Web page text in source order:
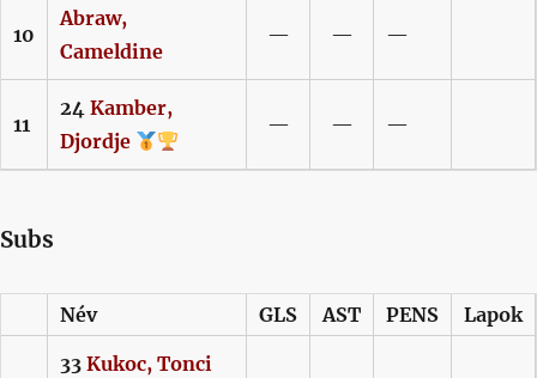
10
Abraw,
Cameldine
— — —
11
24 Kamber,
Djordje
— — —
Subs
Név GLS AST PENS Lapok
33 Kukoc, Tonci